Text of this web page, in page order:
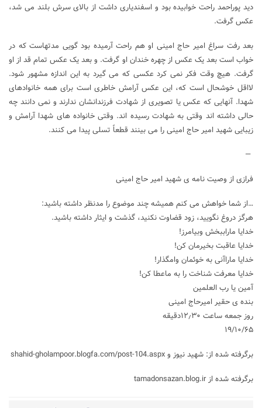
دید پوراحمد راحت خوابیده بود و اسفندیاری داشت از بالای سرش بلند می شد،
عکس گرفت.
بعد رفت سراغ امیر حاج امینی او هم راحت آرمیده بود گویی مدتهاست که در
خواب است بعد یک عکس از چهره خندان او گرفت. و بعد یک عکس تمام قد از او
گرفت. هیچ وقت فکر نمی کرد عکسی که می گیرد به این اندازه مشهور شود.
لااقل خوشحال است که، این عکس آرامش خاطری است برای همه خانوادهای
شهدا. آنهایی که عکس یا تصویری از شهادت فرزندانشان ندارند و نمی دانند چه
حالی داشته اند وقتی به شهادت رسیده اند. وقتی خانواده های شهدا آرامش و
زیبایی شهید امیر حاج امینی را می بینند قطعاً تسلی پیدا می کنند.
—
فرازی از وصیت نامه ی شهید امیر حاج امینی
…از شما خواهش می کنم همیشه چند موضوع را مدنظر داشته باشید:
هرگز دروغ نگویید، زود قضاوت نکنید، گذشت و ایثار داشته باشید.
خدایا ماراببخش وبیامرز!
خدایا عاقبت بخیرمان کن!
خدایا ماراآنی به خوئمان وامگذار!
خدایا معرفت شناخت را به ماعطا کن!
آمین یا رب العلمین
بنده ی حقیر امیرحاج امینی
روز جمعه ساعت ۱۲٫۳۰دقیقه
۱۹/۱۰/۶۵
برگرفته شده از: شهید نیوز و shahid-gholampoor.blogfa.com/post-104.aspx
برگرفته شده از tamadonsazan.blog.ir